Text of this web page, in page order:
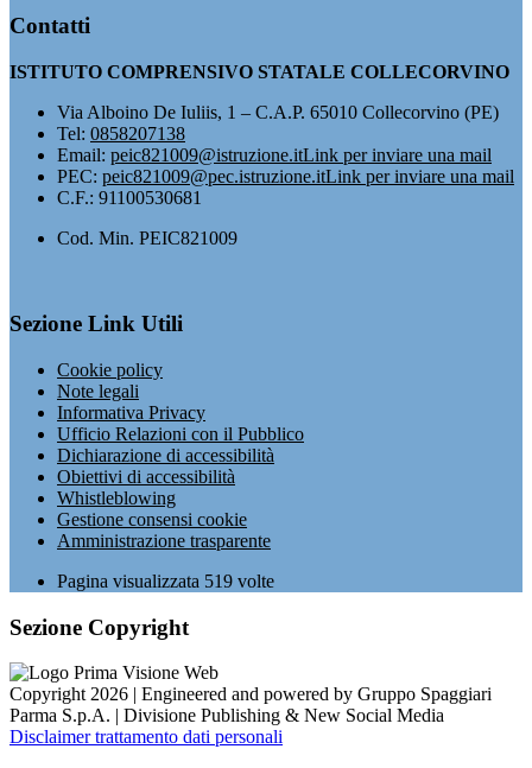
Contatti
ISTITUTO COMPRENSIVO STATALE COLLECORVINO
Via Alboino De Iuliis, 1 – C.A.P. 65010 Collecorvino (PE)
Tel: 0858207138
Email: peic821009@istruzione.itLink per inviare una mail
PEC: peic821009@pec.istruzione.itLink per inviare una mail
C.F.: 91100530681
Cod. Min. PEIC821009
Sezione Link Utili
Cookie policy
Note legali
Informativa Privacy
Ufficio Relazioni con il Pubblico
Dichiarazione di accessibilità
Obiettivi di accessibilità
Whistleblowing
Gestione consensi cookie
Amministrazione trasparente
Pagina visualizzata 519 volte
Sezione Copyright
Copyright 2026 | Engineered and powered by Gruppo Spaggiari
Parma S.p.A. | Divisione Publishing & New Social Media
Disclaimer trattamento dati personali